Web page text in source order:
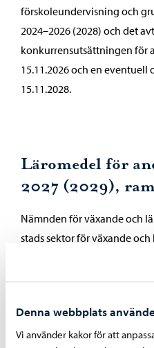
Denna webbplats
Vi använder kakor för att
förskoleundervisning och
2024–2026 (2028) och det
konkurrensutsättningen för
15.11.2026 och en eventuell
15.11.2028.
Läromedel för
2027 (2029),
Nämnden för växande och
stads sektor för växande
Hansel Ab:s
14.2.2027 och en eventuell